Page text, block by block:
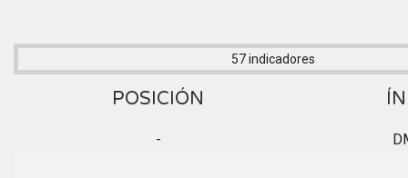
57 indicadores
POSICIÓN
-